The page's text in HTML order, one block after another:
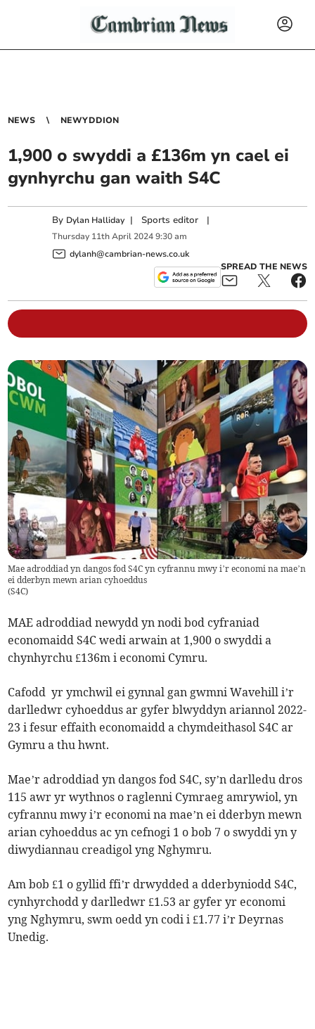
NEWS NEWYDDION
1,900 o swyddi a £136m yn cael ei
gynhyrchu gan waith S4C
By Dylan Halliday | Sports editor |
Thursday 11th April 2024 9:30 am
dylanh@cambrian-news.co.uk
SPREAD THE NEWS
Mae adroddiad yn dangos fod S4C yn cyfrannu mwy i’r economi na mae’n
ei dderbyn mewn arian cyhoeddus
(S4C)
MAE adroddiad newydd yn nodi bod cyfraniad
economaidd S4C wedi arwain at 1,900 o swyddi a
chynhyrchu £136m i economi Cymru.
Cafodd yr ymchwil ei gynnal gan gwmni Wavehill i’r
darlledwr cyhoeddus ar gyfer blwyddyn ariannol 2022-
23 i fesur effaith economaidd a chymdeithasol S4C ar
Gymru a thu hwnt.
Mae’r adroddiad yn dangos fod S4C, sy’n darlledu dros
115 awr yr wythnos o raglenni Cymraeg amrywiol, yn
cyfrannu mwy i’r economi na mae’n ei dderbyn mewn
arian cyhoeddus ac yn cefnogi 1 o bob 7 o swyddi yn y
diwydiannau creadigol yng Nghymru.
Am bob £1 o gyllid ffi’r drwydded a dderbyniodd S4C,
cynhyrchodd y darlledwr £1.53 ar gyfer yr economi
yng Nghymru, swm oedd yn codi i £1.77 i’r Deyrnas
Unedig.